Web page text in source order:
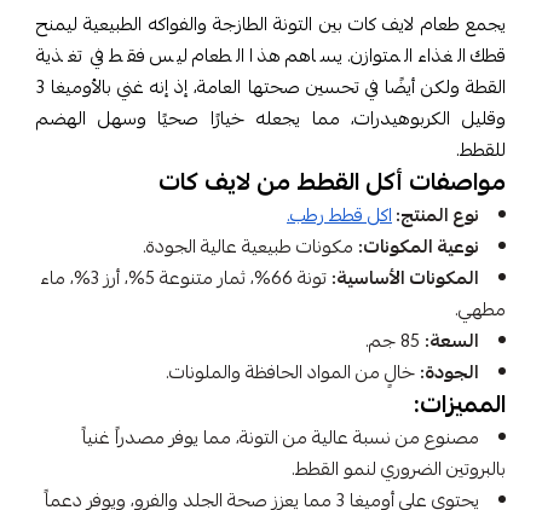
يجمع طعام لايف كات بين التونة الطازجة والفواكه الطبيعية ليمنح
قطك الغذاء المتوازن. يساهم هذا الطعام ليس فقط في تغذية
القطة ولكن أيضًا في تحسين صحتها العامة، إذ إنه غني بالأوميغا 3
وقليل الكربوهيدرات، مما يجعله خيارًا صحيًا وسهل الهضم
للقطط.
مواصفات أكل القطط من لايف كات
نوع المنتج:اكل قطط رطب.
نوعية المكونات: مكونات طبيعية عالية الجودة.
المكونات الأساسية:
تونة 66%، ثمار متنوعة 5%، أرز 3%، ماء
مطهي.
السعة:
الجودة:خالٍ من المواد الحافظة والملونات.
المميزات:
مصنوع من نسبة عالية من التونة، مما يوفر مصدراً غنياً
بالبروتين الضروري لنمو القطط.
يحتوي على أوميغا 3 مما يعزز صحة الجلد والفرو، ويوفر دعماً